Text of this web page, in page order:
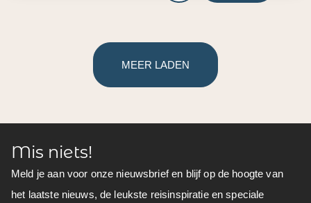
MEER LADEN
Mis niets!
Meld je aan voor onze nieuwsbrief en blijf op de hoogte van
het laatste nieuws, de leukste reisinspiratie en speciale